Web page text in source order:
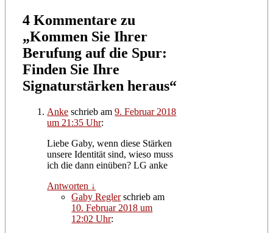
4 Kommentare zu
„Kommen Sie Ihrer
Berufung auf die Spur:
Finden Sie Ihre
Signaturstärken heraus“
Anke schrieb am9. Februar 2018
um 21:35 Uhr:
Liebe Gaby, wenn diese Stärken
unsere Identität sind, wieso muss
ich die dann einüben? LG anke
Antworten ↓
Gaby Regler schrieb am
10. Februar 2018 um
12:02 Uhr: